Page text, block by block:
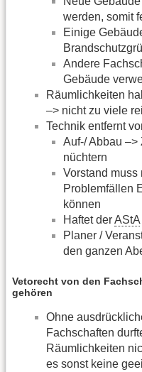
werden, somit
Einige
Andere
Gebäude
Räumlichkeiten
–> nicht zu viele
Technik entfernt
Auf-/ Abbau –>
nüchtern
Vorstand muss
Problemfällen
können
Haftet derAStA
Planer /
den ganzen
Vetorecht von den
gehören
Ohne
Fachschaften
Räumlichkeiten
es sonst keine